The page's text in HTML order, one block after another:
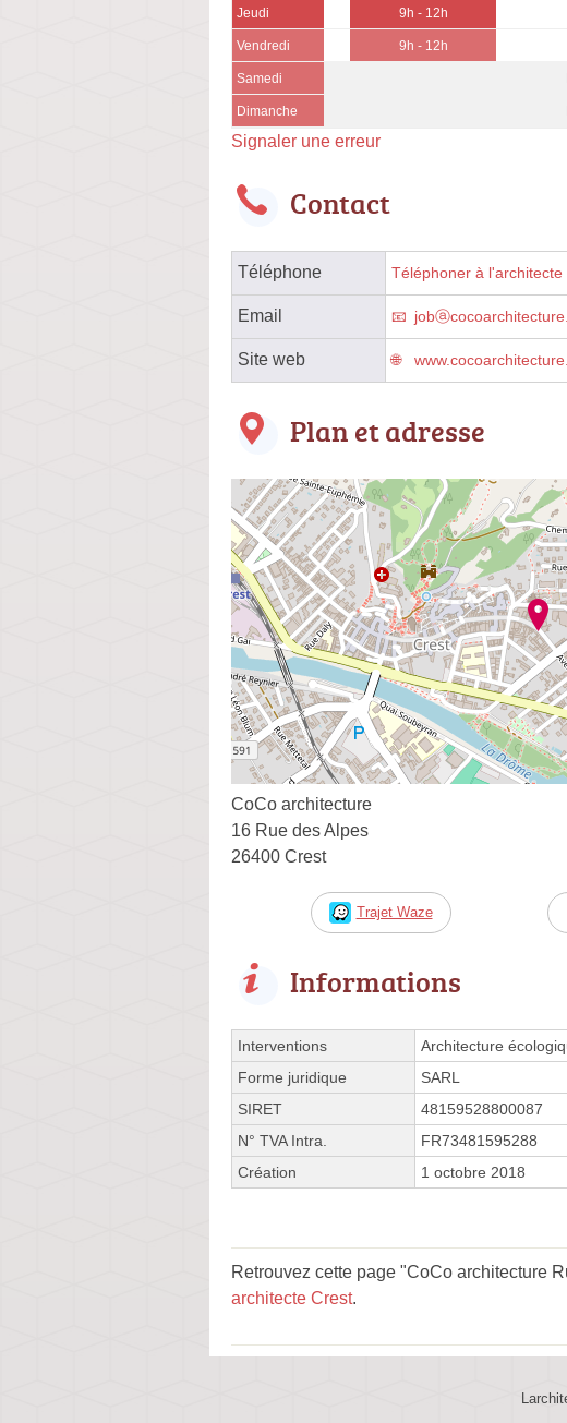
Jeudi 9h - 12h
Vendredi 9h - 12h
Samedi
Dimanche
Signaler une erreur
Contact
Téléphone Téléphoner à l'architecte
Email
Site web
Plan et adresse
CoCo architecture
16 Rue des Alpes
26400 Crest
Trajet Waze
Informations
Interventions
Architecture
Forme juridique
SARL
SIRET
48159528800087
N° TVA Intra.
FR73481595288
Création
1 octobre 2018
Retrouvez cette page "CoCo architecture
architecte Crest.